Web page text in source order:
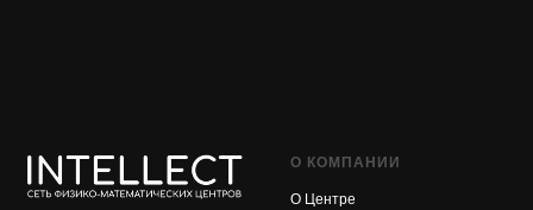
О КОМПАНИИ
О Центре